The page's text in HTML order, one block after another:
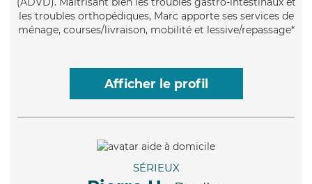
les troubles orthopédiques, Marc apporte ses services de
ménage, courses/livraison, mobilité et lessive/repassage*
Afficher le profil
SÉRIEUX